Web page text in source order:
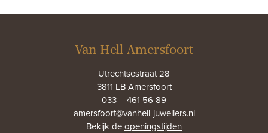
Van Hell Amersfoort
Utrechtsestraat 28
3811 LB Amersfoort
033 – 461 56 89
amersfoort@vanhell-juweliers.nl
Bekijk deopeningstijden